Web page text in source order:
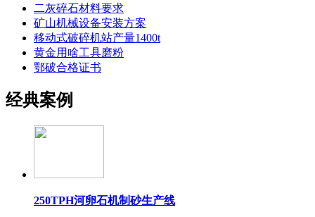
二灰碎石材料要求
矿山机械设备安装方案
移动式破碎机站产量1400t
黄金用啥工具磨粉
鄂破合格证书
经典案例
250TPH河卵石机制砂生产线